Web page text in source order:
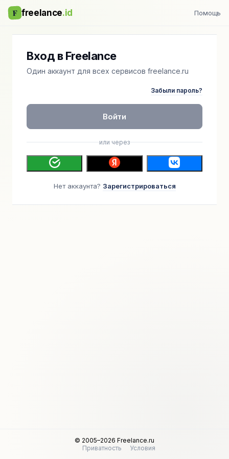
F freelance.id Помощь
Вход в Freelance
Один аккаунт для всех сервисов freelance.ru
Забыли пароль?
Войти
или через
Нет аккаунта? Зарегистрироваться
© 2005–2026 Freelance.ru
Приватность
Условия